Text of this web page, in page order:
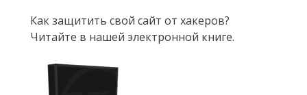
Как защитить свой сайт от хакеров?
Читайте в нашей электронной книге.